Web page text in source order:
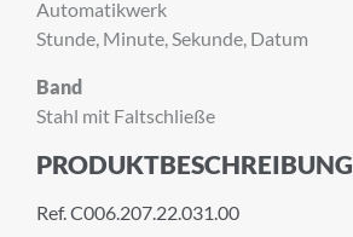
Automatikwerk
Stunde, Minute, Sekunde, Datum
Band
Stahl mit Faltschließe
PRODUKTBESCHREIBUNG
Ref. C006.207.22.031.00